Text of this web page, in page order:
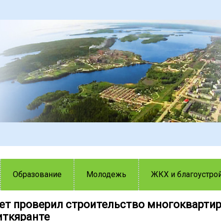
Образование Молодежь ЖКХ и
проверил строительство